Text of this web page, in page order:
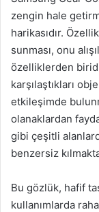
zengin hale
harikasıdır.
sunması, onu
özelliklerden
karşılaştıkları
etkileşimde
olanaklardan
gibi çeşitli
benzersiz
Bu gözlük, hafif
kullanımlarda